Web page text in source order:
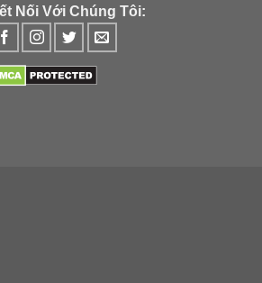
Nối Với Chúng Tôi: